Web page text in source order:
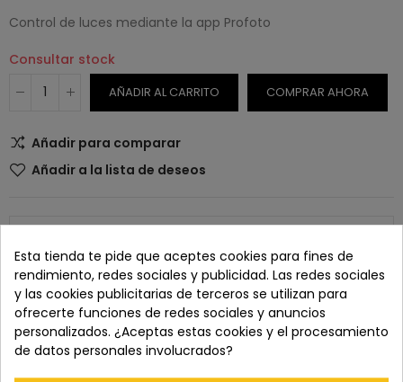
Control de luces mediante la app Profoto
Consultar stock
AÑADIR AL CARRITO COMPRAR AHORA
Añadir para comparar
Añadir a la lista de deseos
NOTIFICARME CUANDO ESTÉ DISPONIBLE
SKU:N/A
Esta tienda te pide que aceptes cookies para fines de
rendimiento, redes sociales y publicidad. Las redes sociales
y las cookies publicitarias de terceros se utilizan para
ofrecerte funciones de redes sociales y anuncios
personalizados. ¿Aceptas estas cookies y el procesamiento
de datos personales involucrados?